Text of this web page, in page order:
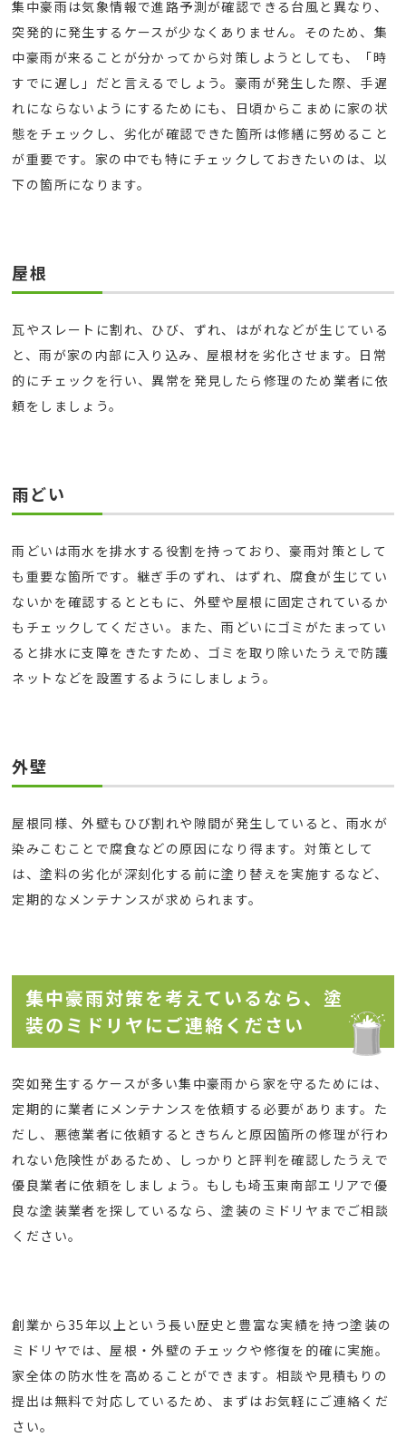
集中豪雨は気象情報で進路予測が確認できる台風と異なり、
突発的に発生するケースが少なくありません。そのため、集
中豪雨が来ることが分かってから対策しようとしても、「時
すでに遅し」だと言えるでしょう。豪雨が発生した際、手遅
れにならないようにするためにも、日頃からこまめに家の状
態をチェックし、劣化が確認できた箇所は修繕に努めること
が重要です。家の中でも特にチェックしておきたいのは、以
下の箇所になります。
屋根
瓦やスレートに割れ、ひび、ずれ、はがれなどが生じている
と、雨が家の内部に入り込み、屋根材を劣化させます。日常
的にチェックを行い、異常を発見したら修理のため業者に依
頼をしましょう。
雨どい
雨どいは雨水を排水する役割を持っており、豪雨対策として
も重要な箇所です。継ぎ手のずれ、はずれ、腐食が生じてい
ないかを確認するとともに、外壁や屋根に固定されているか
もチェックしてください。また、雨どいにゴミがたまってい
ると排水に支障をきたすため、ゴミを取り除いたうえで防護
ネットなどを設置するようにしましょう。
外壁
屋根同様、外壁もひび割れや隙間が発生していると、雨水が
染みこむことで腐食などの原因になり得ます。対策として
は、塗料の劣化が深刻化する前に塗り替えを実施するなど、
定期的なメンテナンスが求められます。
集中豪雨対策を考えているなら、塗
装のミドリヤにご連絡ください
突如発生するケースが多い集中豪雨から家を守るためには、
定期的に業者にメンテナンスを依頼する必要があります。た
だし、悪徳業者に依頼するときちんと原因箇所の修理が行わ
れない危険性があるため、しっかりと評判を確認したうえで
優良業者に依頼をしましょう。もしも埼玉東南部エリアで優
良な塗装業者を探しているなら、塗装のミドリヤまでご相談
ください。
創業から35年以上という長い歴史と豊富な実績を持つ塗装の
ミドリヤでは、屋根・外壁のチェックや修復を的確に実施。
家全体の防水性を高めることができます。相談や見積もりの
提出は無料で対応しているため、まずはお気軽にご連絡くだ
さい。